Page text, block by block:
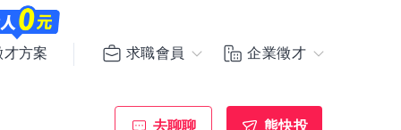
才方案 求職會員 企業徵才
去聊聊 熊快投